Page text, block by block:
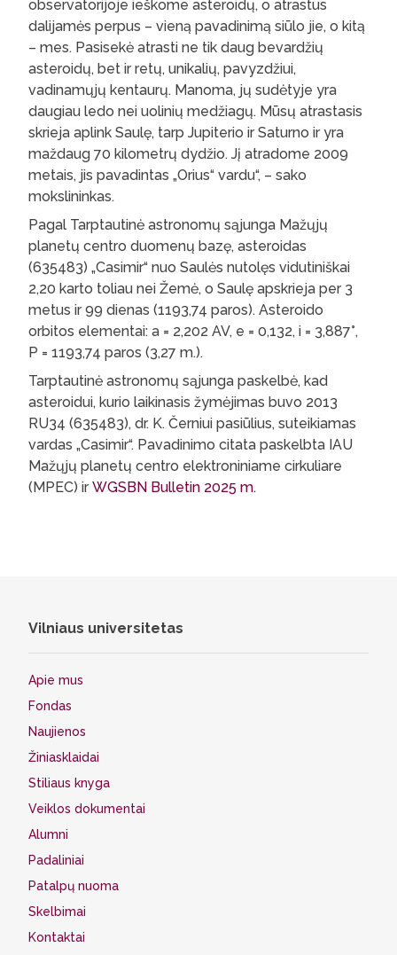
observatorijoje ieškome asteroidų, o atrastus
dalijamės perpus – vieną pavadinimą siūlo jie, o kitą
– mes. Pasisekė atrasti ne tik daug bevardžių
asteroidų, bet ir retų, unikalių, pavyzdžiui,
vadinamųjų kentaurų. Manoma, jų sudėtyje yra
daugiau ledo nei uolinių medžiagų. Mūsų atrastasis
skrieja aplink Saulę, tarp Jupiterio ir Saturno ir yra
maždaug 70 kilometrų dydžio. Jį atradome 2009
metais, jis pavadintas „Orius“ vardu“, – sako
mokslininkas.
Pagal Tarptautinė astronomų sąjunga Mažųjų
planetų centro duomenų bazę, asteroidas
(635483) „Casimir“ nuo Saulės nutolęs vidutiniškai
2,20 karto toliau nei Žemė, o Saulę apskrieja per 3
metus ir 99 dienas (1193,74 paros). Asteroido
orbitos elementai: a = 2,202 AV, e = 0,132, i = 3,887°,
P = 1193,74 paros (3,27 m.).
Tarptautinė astronomų sąjunga paskelbė, kad
asteroidui, kurio laikinasis žymėjimas buvo 2013
RU34 (635483), dr. K. Černiui pasiūlius, suteikiamas
vardas „Casimir“. Pavadinimo citata paskelbta IAU
Mažųjų planetų centro elektroniniame cirkuliare
(MPEC) ir WGSBN Bulletin 2025 m.
Vilniaus universitetas
Apie mus
Fondas
Naujienos
Žiniasklaidai
Stiliaus knyga
Veiklos dokumentai
Alumni
Padaliniai
Patalpų nuoma
Skelbimai
Kontaktai